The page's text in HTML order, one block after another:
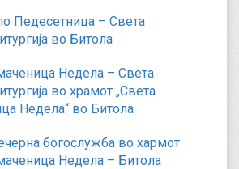
Педесетница – Света
во Битола
Недела – Света
во храмот „Света
Недела“ во Битола
богослужба во хармот
Недела – Битола